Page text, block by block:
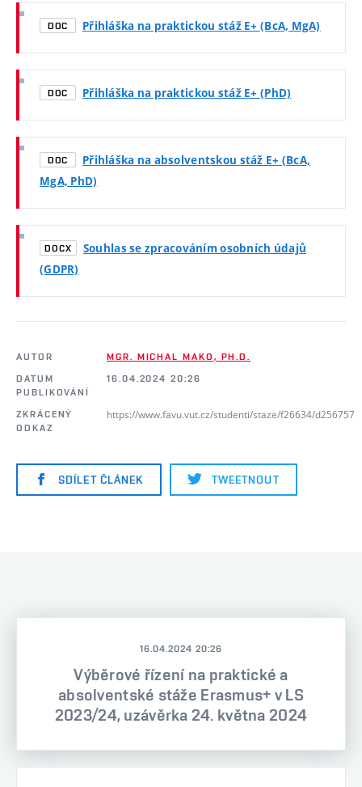
DOC Přihláška na praktickou stáž E+ (BcA, MgA)
DOC Přihláška na praktickou stáž E+ (PhD)
DOC
Přihláška na absolventskou stáž E+ (BcA,
MgA, PhD)
DOCX
Souhlas se zpracováním osobních údajů
(GDPR)
AUTOR
MGR. MICHAL MAKO, PH.D.
DATUM
PUBLIKOVÁNÍ
16.04.2024 20:26
ZKRÁCENÝ
ODKAZ
https://www.favu.vut.cz/studenti/staze/f26634/d256757
SDÍLET ČLÁNEK TWEETNOUT
16.04.2024 20:26
Výběrové řízení na praktické a
absolventské stáže Erasmus+ v LS
2023/24, uzávěrka 24. května 2024